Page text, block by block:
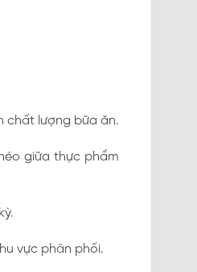
chất lượng bữa ăn.
giữa thực phẩm
vực phân phối.